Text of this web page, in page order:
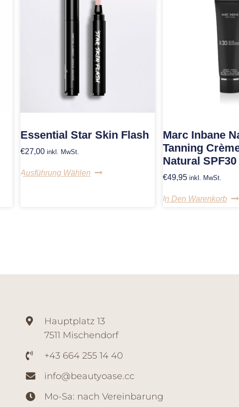
Essential Star Skin Flash
€27,00 inkl. MwSt.
Ausführung Wählen
Marc Inbane
Tanning
Natural SPF30
€49,95 inkl. MwSt.
In Den Warenkorb
Hauptplatz 13
7511 Mischendorf
+43 664 255 14 40
info@beautyoase.cc
Mo-Sa: nach Vereinbarung